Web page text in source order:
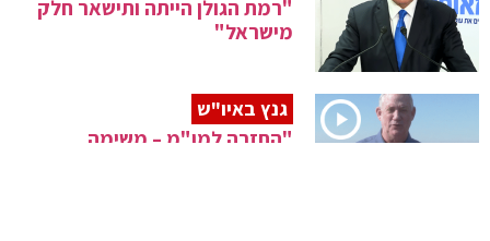
"רמת הגולן הייתה ותישאר חלק
מישראל"
גנץ באיו"ש
"החזרה למו"מ – משימה